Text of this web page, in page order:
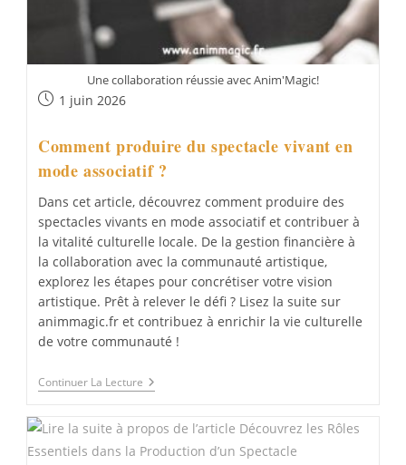
Une collaboration réussie avec Anim'Magic!
Publication
1 juin 2026
Comment produire du spectacle vivant en
mode associatif ?
Dans cet article, découvrez comment produire des
spectacles vivants en mode associatif et contribuer à
la vitalité culturelle locale. De la gestion financière à
la collaboration avec la communauté artistique,
explorez les étapes pour concrétiser votre vision
artistique. Prêt à relever le défi ? Lisez la suite sur
animmagic.fr et contribuez à enrichir la vie culturelle
de votre communauté !
Continuer La Lecture Comment
Produire
Spectacle
Vivant
En